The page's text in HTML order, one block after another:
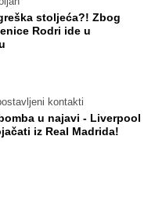
stoljeća?! Zbog
Rodri ide u
kontakti
u najavi - Liverpool
iz Real Madrida!